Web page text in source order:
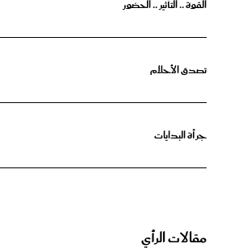
القوة .. التأثير .. الحضور
تصدق الأحلام
جرأة البدايات
مقالات الرأي